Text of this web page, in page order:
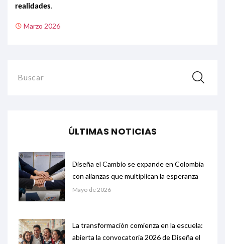
realidades.
Marzo 2026
Buscar
ÚLTIMAS NOTICIAS
Diseña el Cambio se expande en Colombia
con alianzas que multiplican la esperanza
Mayo de 2026
La transformación comienza en la escuela:
abierta la convocatoria 2026 de Diseña el